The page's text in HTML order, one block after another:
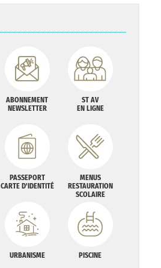
ABONNEMENT
NEWSLETTER
ST AV
EN LIGNE
PASSEPORT
CARTE D'IDENTITÉ
MENUS
RESTAURATION
SCOLAIRE
URBANISME PISCINE